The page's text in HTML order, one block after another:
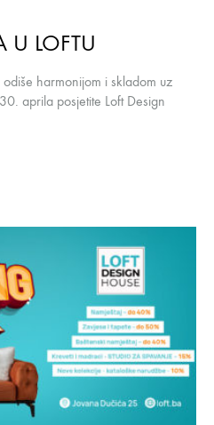
U LOFTU
harmonijom i skladom uz
aprila posjetite Loft Design
na novu…